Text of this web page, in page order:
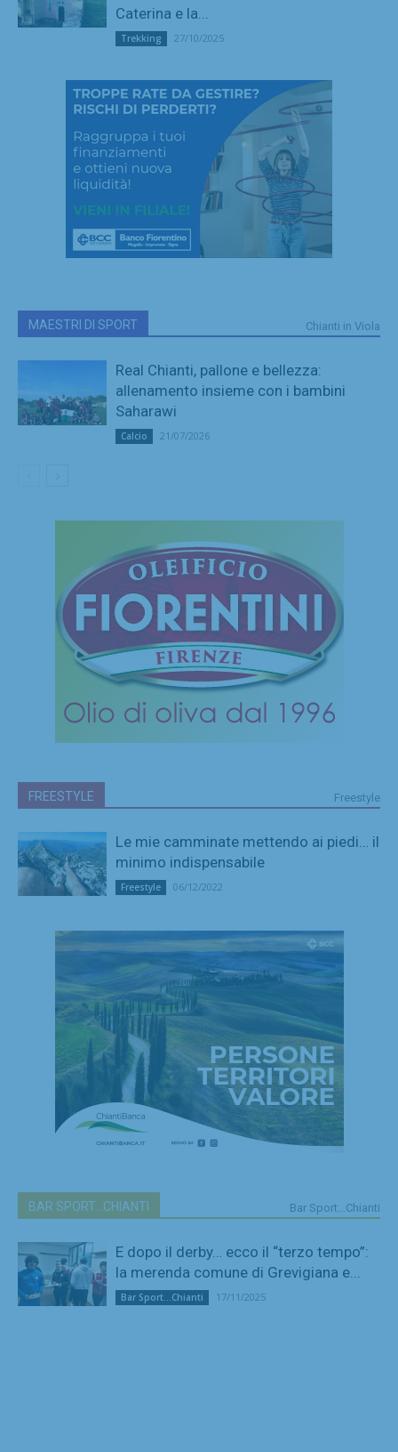
Caterina e la...
Trekking 27/10/2025
MAESTRI DI SPORT Chianti in Viola
Real Chianti, pallone e bellezza:
allenamento insieme con i bambini
Saharawi
Calcio 21/07/2026
FREESTYLE Freestyle
Le mie camminate mettendo ai piedi… il
minimo indispensabile
Freestyle 06/12/2022
BAR SPORT...CHIANTI Bar Sport...Chianti
E dopo il derby… ecco il “terzo tempo”:
la merenda comune di Grevigiana e...
Bar Sport...Chianti 17/11/2025